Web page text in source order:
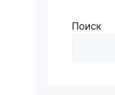
Поиск